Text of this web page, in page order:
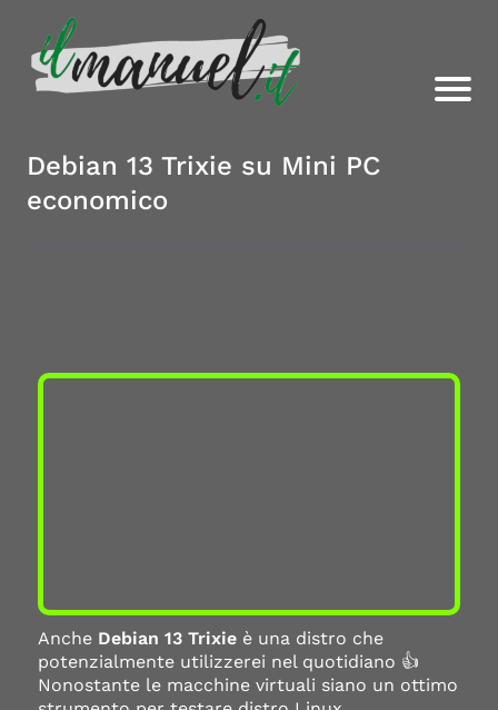
Debian 13 Trixie su Mini PC
economico
Anche Debian 13 Trixie è una distro che
potenzialmente utilizzerei nel quotidiano 👍
Nonostante le macchine virtuali siano un ottimo